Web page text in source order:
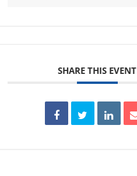
SHARE THIS EVENT